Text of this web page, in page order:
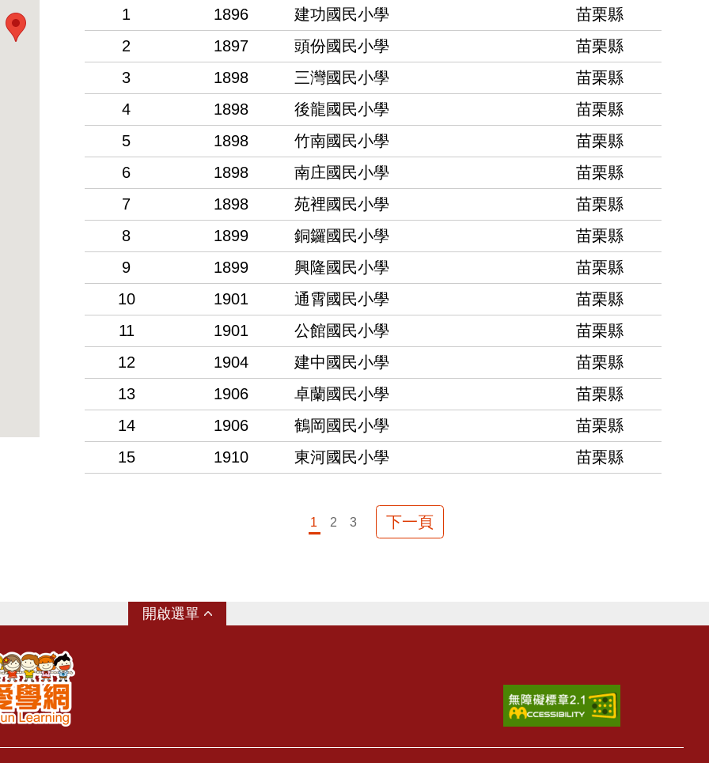
1
1896 建功國民小學
苗栗縣
2
1897 頭份國民小學
苗栗縣
3
1898 三灣國民小學
苗栗縣
4
1898 後龍國民小學
苗栗縣
5
1898 竹南國民小學
苗栗縣
6
1898 南庄國民小學
苗栗縣
7
1898 苑裡國民小學
苗栗縣
8
1899 銅鑼國民小學
苗栗縣
9
1899 興隆國民小學
苗栗縣
10
1901 通霄國民小學
苗栗縣
11
1901 公館國民小學
苗栗縣
12
1904 建中國民小學
苗栗縣
13
1906 卓蘭國民小學
苗栗縣
14
1906 鶴岡國民小學
苗栗縣
15
1910 東河國民小學 苗栗縣
1 2 3 下一頁
選單